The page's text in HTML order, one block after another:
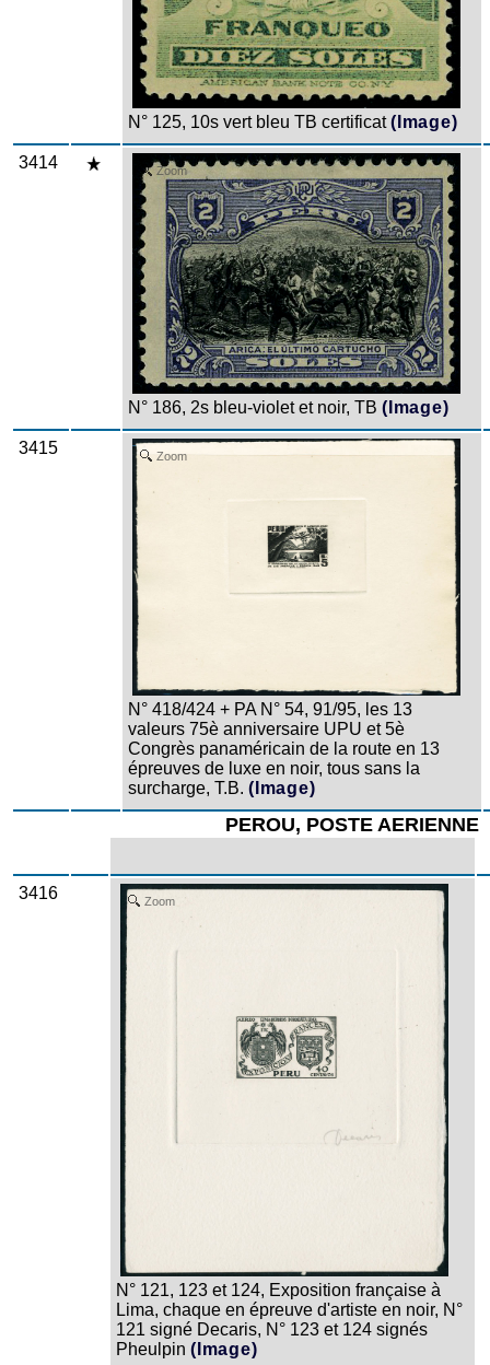
N° 125, 10s vert bleu TB certificat (Image)
3414 Zoom
N° 186, 2s bleu-violet et noir, TB (Image)
3415 Zoom
N° 418/424 + PA N° 54, 91/95, les 13
valeurs 75è anniversaire UPU et 5è
Congrès panaméricain de la route en 13
épreuves de luxe en noir, tous sans la
surcharge, T.B. (Image)
PEROU, POSTE AERIENNE
3416 Zoom
N° 121, 123 et 124, Exposition française à
Lima, chaque en épreuve d'artiste en noir, N°
121 signé Decaris, N° 123 et 124 signés
Pheulpin (Image)